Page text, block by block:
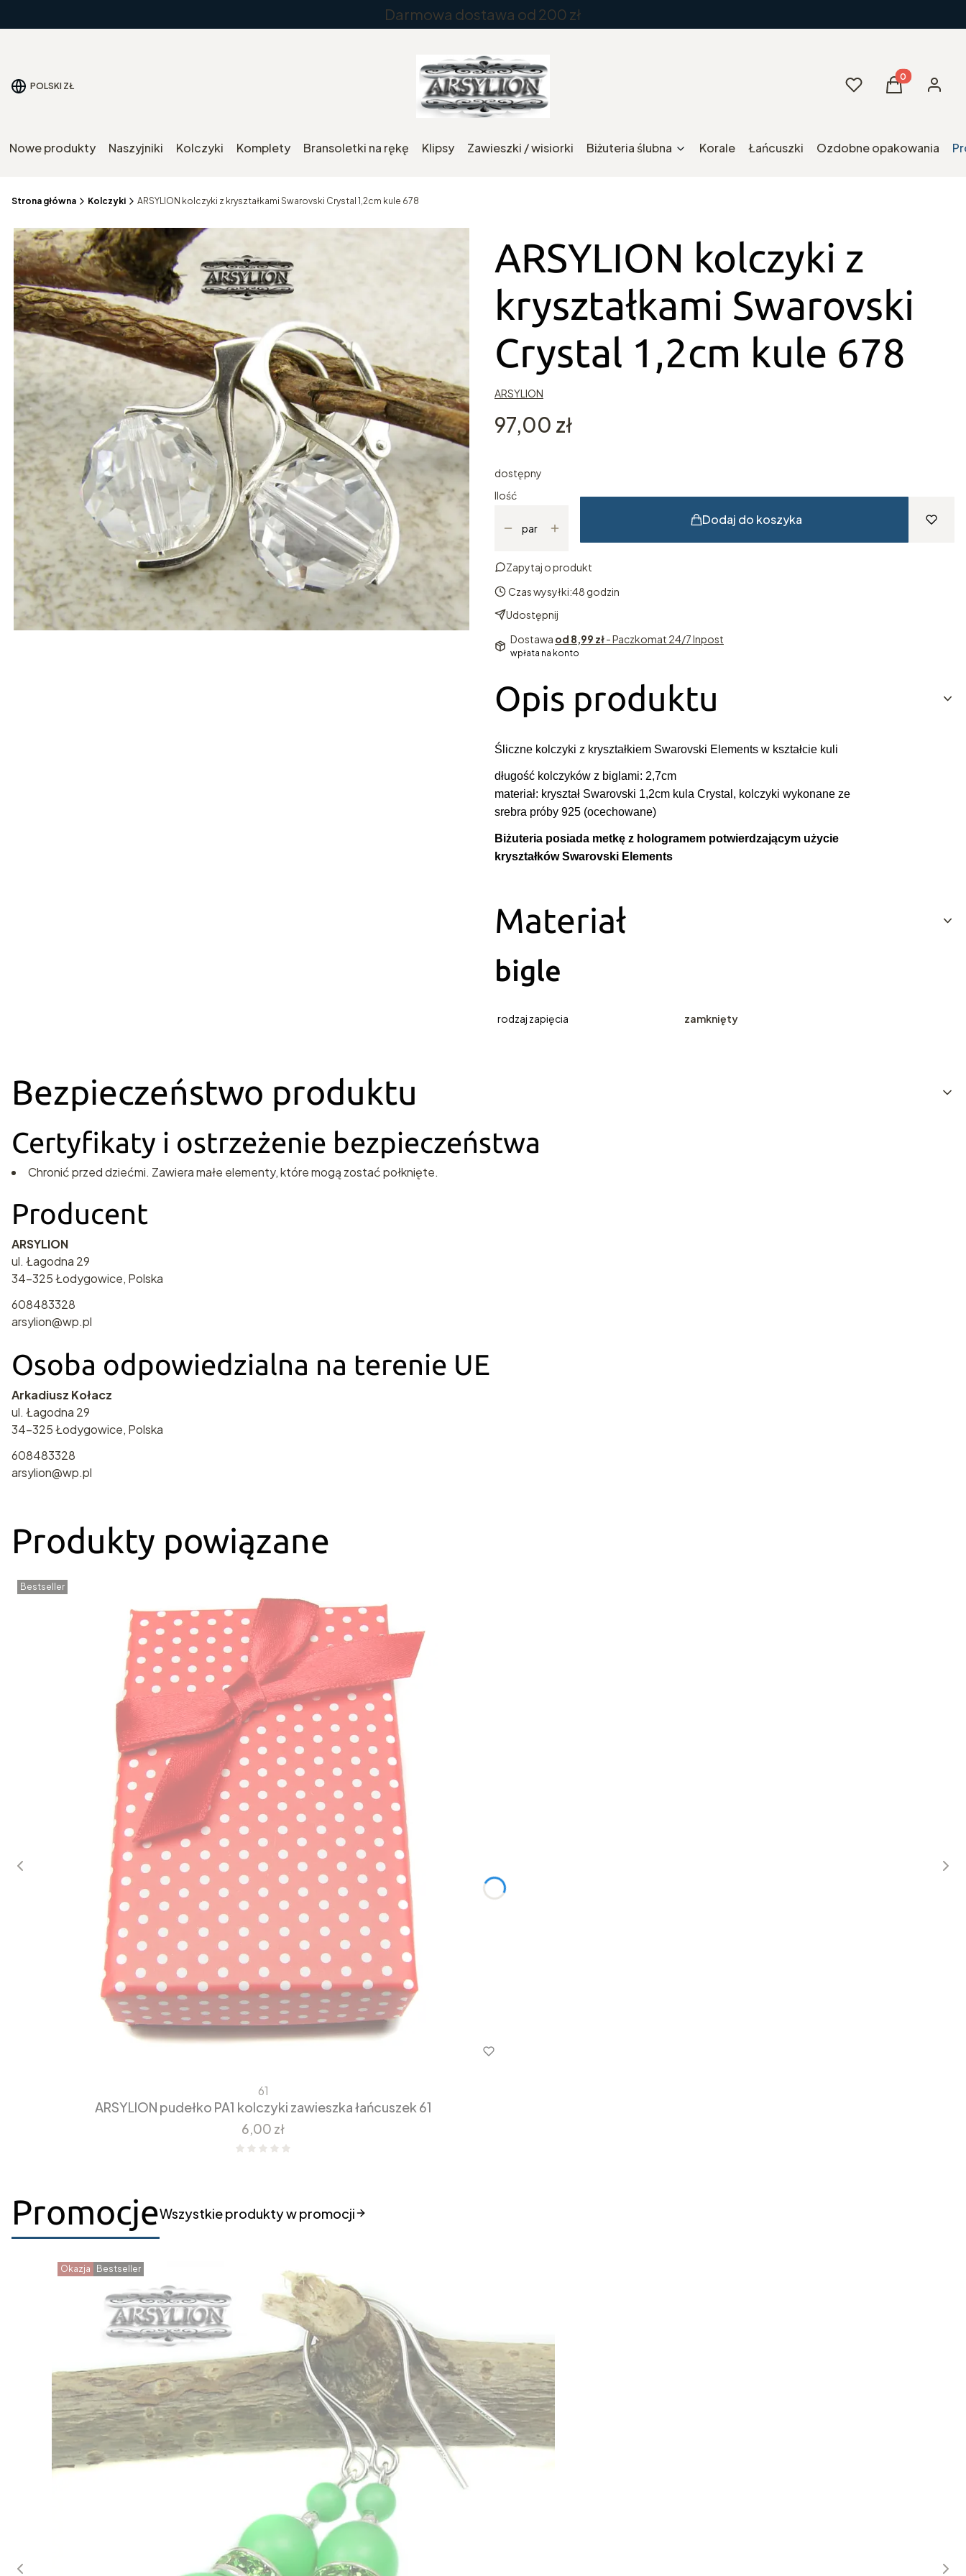
Darmowa dostawa od 200 zł
POLSKI ZŁ UlubioneProdukty w
Koszyk
Nowe produkty Naszyjniki Kolczyki Komplety Bransoletki na rękę Klipsy Zawieszki / wisiorki Biżuteria ślubna Korale Łańcuszki Ozdobne opakowania
Strona główna Kolczyki ARSYLION kolczyki z kryształkami Swarovski Crystal 1,2cm kule 678
ARSYLION kolczyki z
kryształkami Swarovski
Crystal 1,2cm kule 678
ARSYLION
Cena
97,00 zł
dostępny
Ilość
par
Dodaj do koszyka
Zapytaj o produkt
Czas wysyłki:48 godzin
Udostępnij
Dostawa od 8,99 zł- Paczkomat 24/7 Inpost
wpłata na konto
Opis produktu
Śliczne kolczyki z kryształkiem Swarovski Elements w kształcie kuli
długość kolczyków z biglami: 2,7cm
materiał: kryształ Swarovski 1,2cm kula Crystal, kolczyki wykonane ze
srebra próby 925 (ocechowane)
Biżuteria posiada metkę z hologramem potwierdzającym użycie
kryształków Swarovski Elements
Materiał
bigle
rodzaj zapięcia zamknięty
Bezpieczeństwo produktu
Certyfikaty i ostrzeżenie bezpieczeństwa
Chronić przed dziećmi. Zawiera małe elementy, które mogą zostać połknięte.
Producent
ARSYLION
ul. Łagodna 29
34-325 Łodygowice, Polska
608483328
arsylion@wp.pl
Osoba odpowiedzialna na terenie UE
Arkadiusz Kołacz
ul. Łagodna 29
34-325 Łodygowice, Polska
608483328
arsylion@wp.pl
Produkty powiązane
Bestseller
61
ARSYLION pudełko PA1 kolczyki zawieszka łańcuszek 61
Cena
6,00 zł
PromocjeWszystkie produkty w promocji
Okazja Bestseller